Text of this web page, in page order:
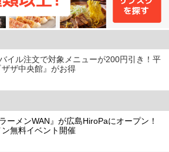
イル注文で対象メニューが200円引き！平
ザ中央館』がお得
ーメンWAN』が広島HiroPaにオープン！
無料イベント開催